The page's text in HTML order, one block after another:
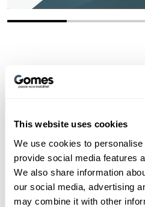
This website uses cookies
We use cookies to
provide social media features
We also share information
our social media, advertising
may combine it with other
Ook interessant